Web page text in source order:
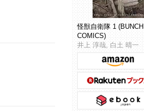
怪獣自衛隊 1 (BUNCH
COMICS)
井上 淳哉, 白土 晴一